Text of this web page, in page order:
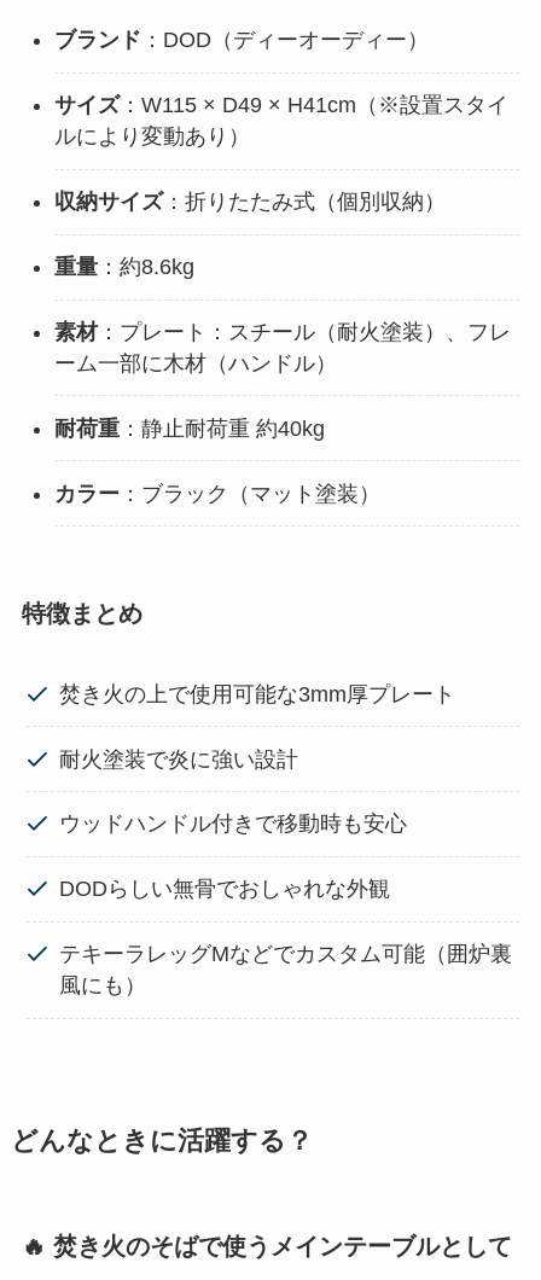
ブランド ：DOD（ディーオーディー）
サイズ：W115 × D49 × H41cm（※設置スタイ
ルにより変動あり）
収納サイズ：折りたたみ式（個別収納）
重量：約8.6kg
素材：プレート：スチール（耐火塗装）、フレ
ーム一部に木材（ハンドル）
耐荷重：静止耐荷重 約40kg
カラー ：ブラック（マット塗装）
特徴まとめ
焚き火の上で使用可能な3mm厚プレート
耐火塗装で炎に強い設計
ウッドハンドル付きで移動時も安心
DODらしい無骨でおしゃれな外観
テキーラレッグMなどでカスタム可能（囲炉裏
風にも）
どんなときに活躍する？
🔥 焚き火のそばで使うメインテーブルとして